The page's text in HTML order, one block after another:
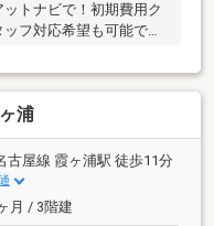
トナビで！初期費用ク
フ対応希望も可能です
浦
古屋線 霞ヶ浦駅 徒歩11分
月 / 3階建